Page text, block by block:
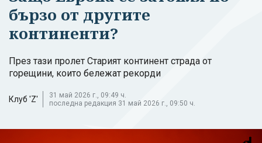
бързо от другите
континенти?
През тази пролет Старият континент страда от
горещини, които бележат рекорди
Клуб 'Z'
31 май 2026 г., 09:49 ч.
последна редакция 31 май 2026 г., 09:50 ч.